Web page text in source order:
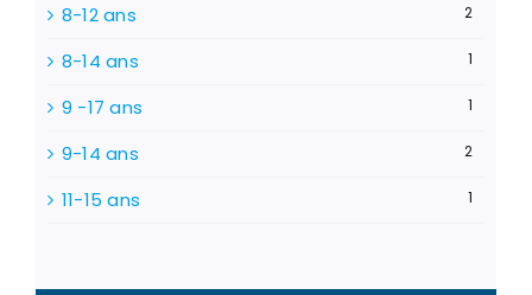
8-12 ans 2
8-14 ans 1
9 -17 ans 1
9-14 ans 2
11-15 ans 1